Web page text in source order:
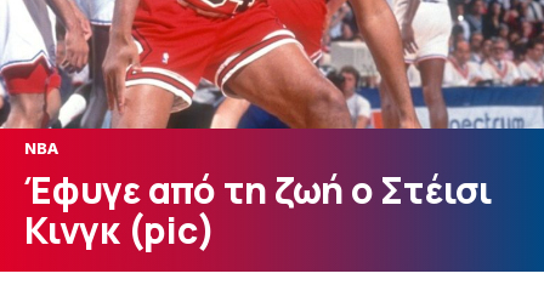
NBA
Έφυγε από τη ζωή ο Στέισι
Κινγκ (pic)